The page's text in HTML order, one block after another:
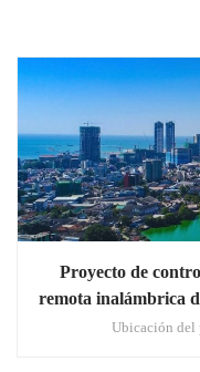
Proyecto de
remota inalámbrica
Ubicación del